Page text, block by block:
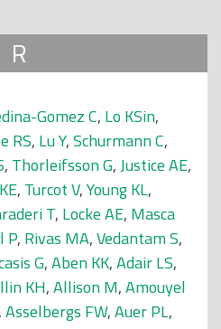
R
Gomez C, Lo KSin,
RS, Lu Y,Schurmann C,
, Thorleifsson G,Justice AE,
, Turcot V,Young KL,
T, Locke AE, Masca
P, Rivas MA,Vedantam S,
G,Aben KK,Adair LS,
KH,Allison M,Amouyel
,Asselbergs FW,Auer PL,